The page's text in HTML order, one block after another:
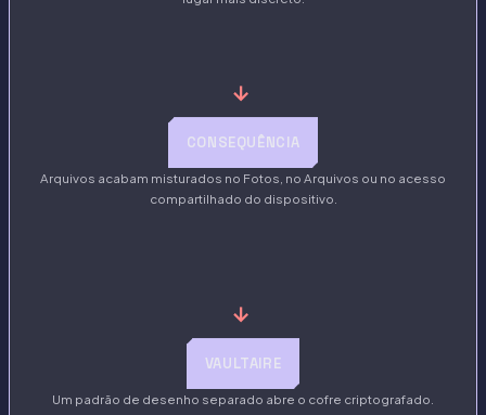
→
CONSEQUÊNCIA
Arquivos acabam misturados no Fotos, no Arquivos ou no acesso
compartilhado do dispositivo.
→
VAULTAIRE
Um padrão de desenho separado abre o cofre criptografado.